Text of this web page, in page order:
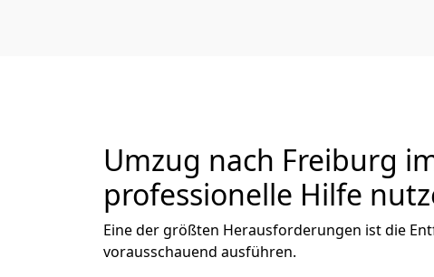
Umzug nach Freiburg
professionelle Hilfe
Eine der größten Herausforderungen ist die
vorausschauend ausführen.